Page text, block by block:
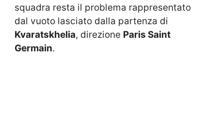
squadra resta il problema rappresentato
dal vuoto lasciato dalla partenza di
Kvaratskhelia, direzione Paris Saint
Germain.